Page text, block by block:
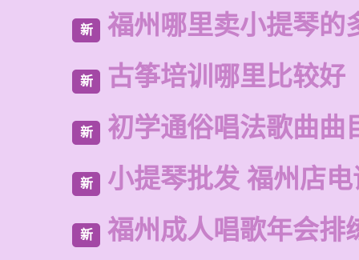
新 福州哪里卖小提琴的
新 古筝培训哪里比较好
新 初学通俗唱法歌曲曲
新 小提琴批发 福州店
新 福州成人唱歌年会排